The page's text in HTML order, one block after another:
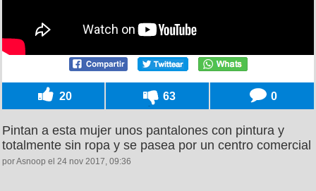
20 63 0
Pintan a esta mujer unos pantalones con pintura y
totalmente sin ropa y se pasea por un centro comercial
por Asnoop el 24 nov 2017, 09:36